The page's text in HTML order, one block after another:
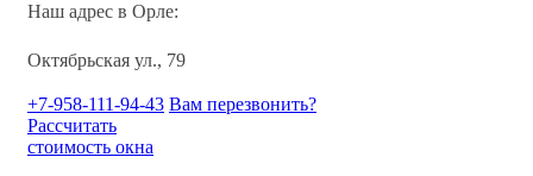
Наш адрес в Орле:
Октябрьская ул., 79
+7-958-111-94-43 Вам перезвонить?
Рассчитать
стоимость окна